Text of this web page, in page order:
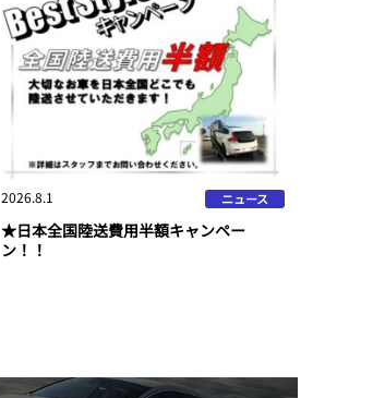
2026.8.1 ニュース
★日本全国陸送費用半額キャンペー
ン！！